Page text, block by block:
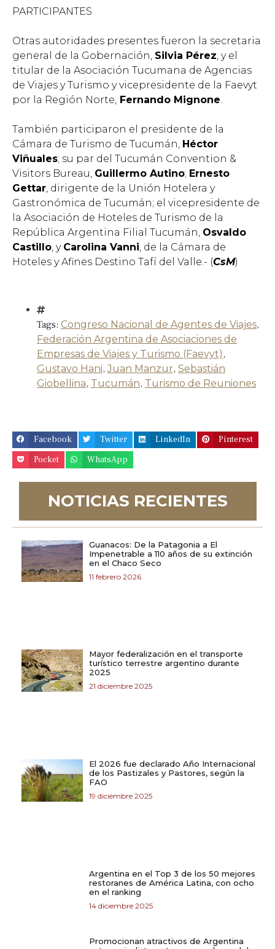
PARTICIPANTES
Otras autoridades presentes fueron la secretaria
general de la Gobernación, Silvia Pérez , y el
titular de la Asociación Tucumana de Agencias
de Viajes y Turismo y vicepresidente de la Faevyt
por la Región Norte, Fernando Mignone
También participaron el presidente de la
Cámara de Turismo de Tucumán, Héctor
Viñuales; su par del Tucumán Convention &
Visitors Bureau, Guillermo Autino; Ernesto
Gettar , dirigente de la Unión Hotelera y
Gastronómica de Tucumán; el vicepresidente de
la Asociación de Hoteles de Turismo de la
República Argentina Filial Tucumán, Osvaldo
Castillo , y Carolina Vanni , de la Cámara de
Hoteles y Afines Destino Tafí del Valle.- (CsM)
Tags: Congreso Nacional de Agentes de Viajes,
Federación Argentina de Asociaciones de
Empresas de Viajes y Turismo (Faevyt),
Gustavo Hani,Juan Manzur, Sebastián
Giobellina, Tucumán, Turismo de Reuniones
Facebook Twitter LinkedIn
Pinterest
Pocket
WhatsApp
NOTICIAS RECIENTES
Guanacos: De la Patagonia a El
Impenetrable a 110 años de su extinción
en el Chaco Seco
11 febrero 2026
Mayor federalización en el transporte
turístico terrestre argentino durante
2025
21 diciembre 2025
El 2026 fue declarado Año Internacional
de los Pastizales y Pastores, según la
FAO
19 diciembre 2025
Argentina en el Top 3 de los 50 mejores
restoranes de América Latina, con ocho
en el ranking
14 diciembre 2025
Promocionan atractivos de Argentina